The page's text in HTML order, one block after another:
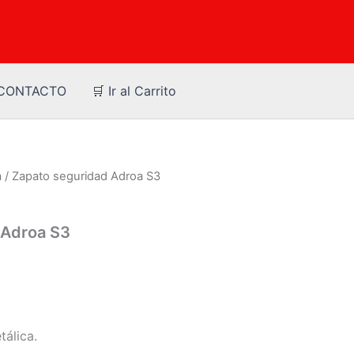
🛒 Ir al Carrito
/ Zapato seguridad Adroa S3
S3